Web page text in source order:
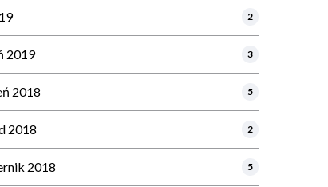
2
2019 3
2018 5
2018 2
2018 5